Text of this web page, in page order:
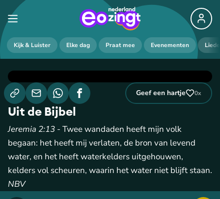
Kijk & Luister Elke dag Praat mee Evenementen
Geef een hartje 0x
Uit de Bijbel
Jeremia 2:13 - Twee wandaden heeft mijn volk
begaan: het heeft mij verlaten, de bron van levend
water, en het heeft waterkelders uitgehouwen,
kelders vol scheuren, waarin het water niet blijft staan.
NBV